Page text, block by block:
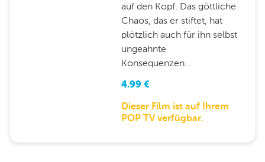
auf den Kopf. Das göttliche
Chaos, das er stiftet, hat
plötzlich auch für ihn selbst
ungeahnte
Konsequenzen…
4.99 €
Dieser Film ist auf Ihrem
POP TV verfügbar.